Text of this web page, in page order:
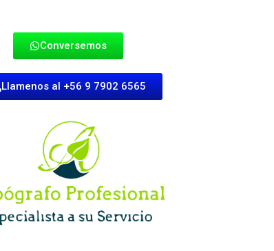
Conversemos
Llamenos al +56 9 7902 6565